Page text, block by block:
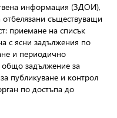
информация (ЗДОИ),
съществуващи
приемане на списък
с ясни задължения по
и периодично
общо задължение за
публикуване и контрол
по достъпа до